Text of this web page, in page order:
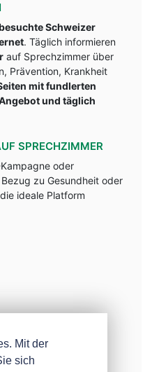
Schweizer
. Täglich informieren
auf Sprechzimmer über
Prävention, Krankheit
mit fundlerten
und täglich
SPRECHZIMMER
oder
zu Gesundheit oder
ideale Platform
Mit der
sich